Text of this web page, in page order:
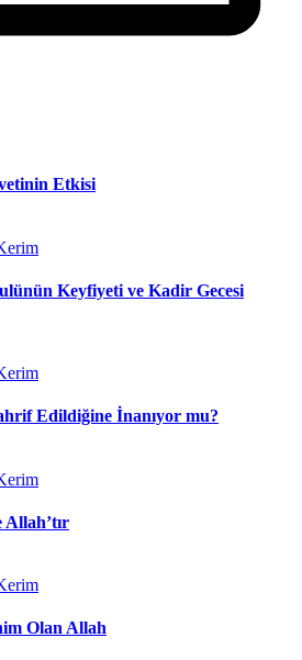
Etkisi
Keyfiyeti ve Kadir Gecesi
Edildiğine İnanıyor mu?
Allah’tır
Olan Allah